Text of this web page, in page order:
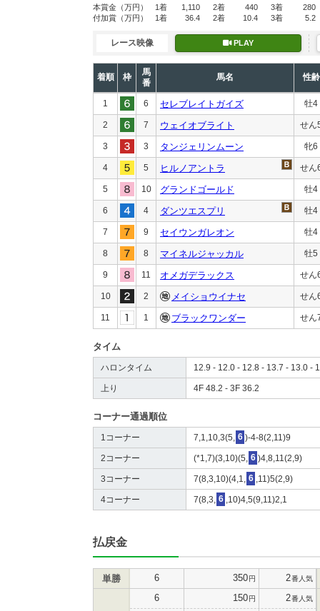
本賞金 （万円） 1着 1,110 2着 440 3着
280
付加賞 （万円） 1着 36.4 2着 10.4 3着 5.2
レース映像 PLAY
着順 枠
馬
番
馬名 性齢
1 6 セレブレイトガイズ 牡4
2 7 ウェイオブライト せん
3 3 タンジェリンムーン 牝6
4 5 ヒルノアントラ せん
5 10 グランドゴールド 牡4
6 4 ダンツエスプリ 牡4
7 9 セイウンガレオン 牡4
8 8 マイネルジャッカル 牡5
9 11 オメガデラックス せん
10 2 メイショウイナセ せん
11 1 ブラックワンダー せん
タイム
ハロンタイム 12.9 - 12.0 - 12.8 - 13.7 - 13.0 -
上り 4F 48.2 - 3F 36.2
コーナー通過順位
1コーナー 7,1,10,3(5, 6 )-4-8(2,11)9
2コーナー (*1,7)(3,10)(5, 6 )4,8,11(2,9)
3コーナー 7(8,3,10)(4,1, 6 ,11)5(2,9)
4コーナー 7(8,3, 6 ,10)4,5(9,11)2,1
払戻金
単勝 6 350円 2番人気
6 150円 2番人気